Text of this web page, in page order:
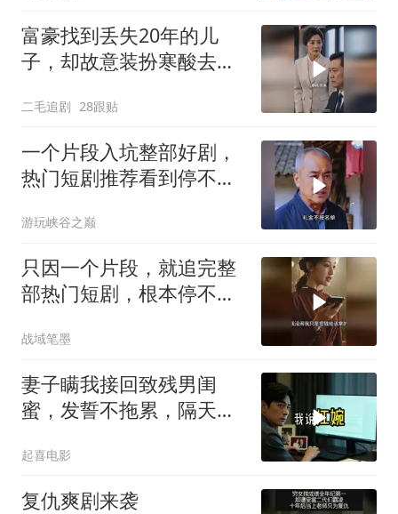
富豪找到丢失20年的儿
子，却故意装扮寒酸去相
二毛追剧 28跟贴
一个片段入坑整部好剧，
热门短剧推荐看到停不下
游玩峡谷之巅
只因一个片段，就追完整
部热门短剧，根本停不下
战域笔墨
妻子瞒我接回致残男闺
蜜，发誓不拖累，隔天我
起喜电影
复仇爽剧来袭